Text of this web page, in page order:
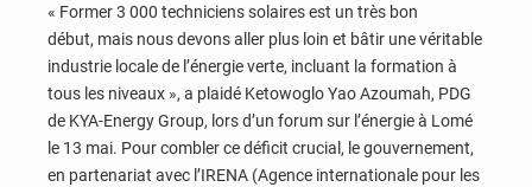
« Former 3 000 techniciens solaires est un très bon
début, mais nous devons aller plus loin et bâtir une véritable
industrie locale de l’énergie verte, incluant la formation à
tous les niveaux », a plaidé Ketowoglo Yao Azoumah, PDG
de KYA-Energy Group, lors d’un forum sur l’énergie à Lomé
le 13 mai. Pour combler ce déficit crucial, le gouvernement,
en partenariat avec l’IRENA (Agence internationale pour les